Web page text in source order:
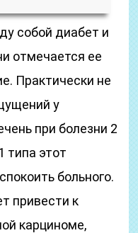
собой диабет и
отмечается ее
Практически не
у
при болезни 2
типа этот
больного.
привести к
карциноме,